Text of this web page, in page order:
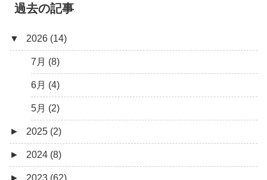
過去の記事
▼ 2026 (14)
7月 (8)
6月 (4)
5月 (2)
► 2025 (2)
12月 (1)
6月 (1)
► 2024 (8)
8月 (1)
► 2023 (62)